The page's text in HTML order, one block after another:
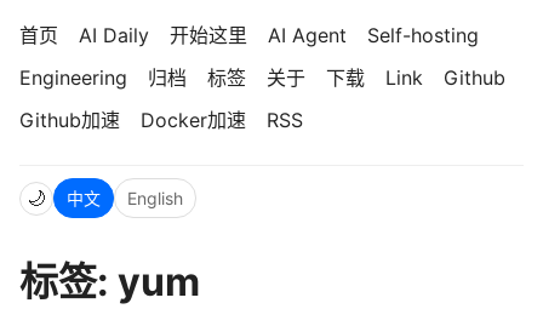
首页 AI Daily 开始这里 AI Agent
Self-hosting
Engineering
归档 标签 关于 下载 Link
Github
Github加速
Docker加速 RSS
🌙 中文 English
标签: yum